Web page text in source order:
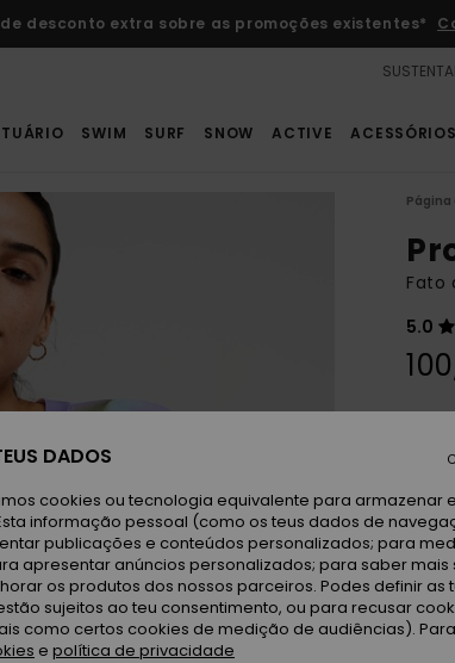
de desconto extra sobre as promoções existentes*
SWIM SURF SNOW ACTIVE ACESSÓRIOS
Página
Fato
5.0
Paga
Cor
DADOS
cookies ou tecnologia equivalente para armazenar
informação pessoal (como os teus dados de
publicações e conteúdos personalizados; para
apresentar anúncios personalizados; para saber mais
os produtos dos nossos parceiros. Podes definir as
sujeitos ao teu consentimento, ou para recusar
como certos cookies de medição de audiências).
e política de privacidade